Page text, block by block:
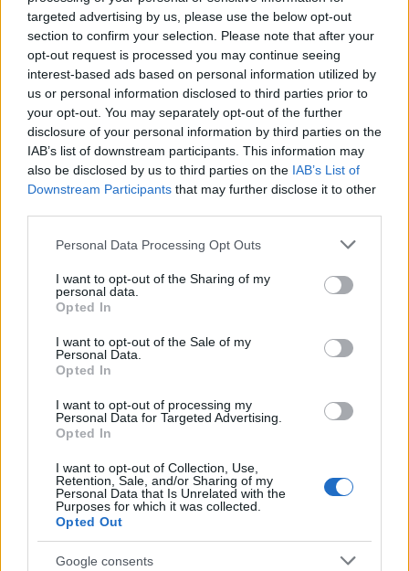
targeted advertising by us, please use the below opt-out
section to confirm your selection. Please note that after your
opt-out request is processed you may continue seeing
interest-based ads based on personal information utilized by
us or personal information disclosed to third parties prior to
your opt-out. You may separately opt-out of the further
disclosure of your personal information by third parties on the
IAB’s list of downstream participants. This information may
also be disclosed by us to third parties on the IAB’s List of
Downstream Participants that may further disclose it to other
Please note that this website/app uses one or more Google
not limited to your visit or usage behaviour. You may click to
grant or deny consent to Google and its third-party tags to
use your data for below specified purposes in below Google
consent section.
Personal Data Processing Opt Outs
I want to opt-out of the Sharing of my
personal data.
Opted In
I want to opt-out of the Sale of my
Personal Data.
Opted In
I want to opt-out of processing my
Personal Data for Targeted Advertising.
Opted In
I want to opt-out of Collection, Use,
Retention, Sale, and/or Sharing of my
Personal Data that Is Unrelated with the
Purposes for which it was collected.
Opted Out
Google consents
ΠΑΡΆΞΕΝΑ
Σαρώνει το διαδίκτυο η προσπέραση 4 αυτοκινήτων
(video)
ΑΝΑΡΤΗΘΗΚΕ ΑΠΟ ΓΙΆΝΝΗΣ ΚΟΝΤΟΓΕΏΡΓΟΣ